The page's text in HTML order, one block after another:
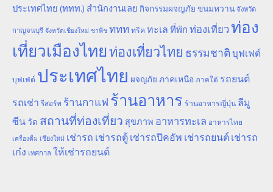
ประเทศไทย (ททท.) สำนักงานเลย กิจกรรมผจญภัย ขนมหวาน จังหวัด
กาญจนบุรี จังหวัดเชียงใหม่ ชาพีช ททท ทริค ทะเล ที่พัก ท่องเที่ยวท่อง
เที่ยวเมืองไทยท่องเที่ยวไทย ธรรมชาติ บุฟเฟต์
บุฟเฟ่ต์ ประเทศไทย ผจญภัย ภาคเหนือ ภาคใต้ รถยนต์
รถเช่า รีสอร์ท ร้านกาแฟ ร้านอาหาร ร้านอาหารญี่ปุ่น ลีมู
ซีน วัด สถานที่ท่องเที่ยว สุขภาพ อาหารทะเล อาหารไทย
เครื่องดื่ม เชียงใหม่ เช่ารถ เช่ารถตู้ เช่ารถปิคอัพ เช่ารถยนต์ เช่ารถ
เก๋ง เทศกาล ให้เช่ารถยนต์